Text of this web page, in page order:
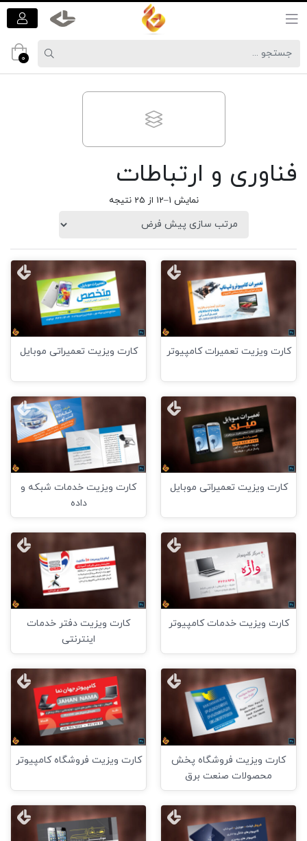
0
فناوری و ارتباطات
نمایش 1–12 از 25 نتیجه
کارت ویزیت تعمیرات کامپیوتر کارت ویزیت تعمیراتی موبایل
کارت ویزیت تعمیراتی موبایل
کارت ویزیت خدمات شبکه و
داده
کارت ویزیت خدمات کامپیوتر
کارت ویزیت دفتر خدمات
اینترنتی
کارت ویزیت فروشگاه پخش
محصولات صنعت برق
کارت ویزیت فروشگاه کامپیوتر